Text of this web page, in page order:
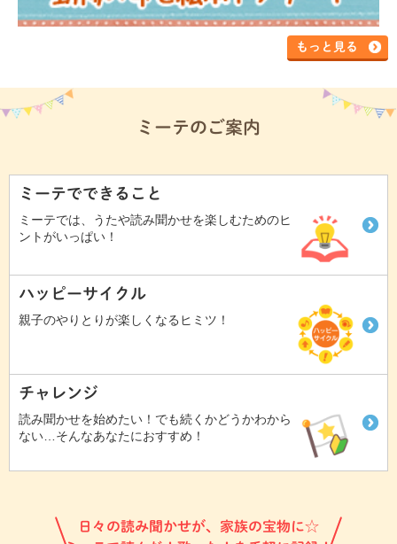
もっと見る
ミーテのご案内
ミーテでできること
ミーテでは、うたや読み聞かせを楽しむためのヒ
ントがいっぱい！
ハッピーサイクル
親子のやりとりが楽しくなるヒミツ！
チャレンジ
読み聞かせを始めたい！でも続くかどうかわから
ない…そんなあなたにおすすめ！
日々の読み聞かせが、家族の宝物に☆